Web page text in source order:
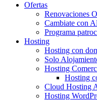
Ofertas
Renovaciones
Cambiate con
Programa
Hosting
Hosting con
Solo
Hosting
Hosting
Cloud Hosting
Hosting